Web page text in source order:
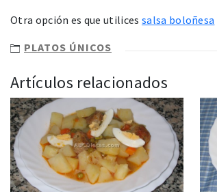
Otra opción es que utilices salsa boloñesa
PLATOS ÚNICOS
Artículos relacionados